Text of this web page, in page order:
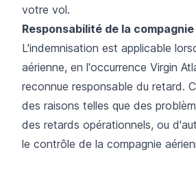
votre vol.
Responsabilité de la
L'indemnisation est applicable
aérienne, en l'occurrence Virgin
reconnue responsable du retard.
des raisons telles que des
des retards opérationnels, ou
le contrôle de la compagnie